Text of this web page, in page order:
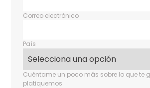
Correo electrónico
País
Cuéntame un poco más sobre lo que te
platiquemos